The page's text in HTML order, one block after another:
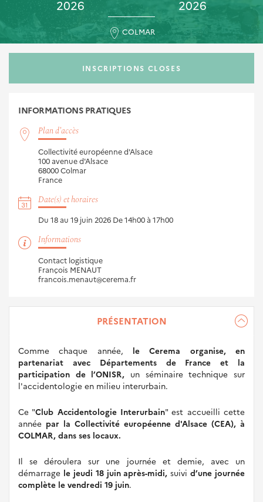
2026 2026
COLMAR
INSCRIPTIONS CLOSES
INFORMATIONS PRATIQUES
Plan d'accès
Collectivité européenne d'Alsace
100 avenue d'Alsace
68000 Colmar
France
Date(s) et horaires
Du 18 au 19 juin 2026 De 14h00 à 17h00
Informations
Contact logistique
François MENAUT
francois.menaut@cerema.fr
PRÉSENTATION
Comme chaque année, le Cerema organise, en
partenariat avec Départements de France et la
participation de l’ONISR, un séminaire technique sur
l'accidentologie en milieu interurbain.
Ce "Club Accidentologie Interurbain" est accueilli cette
année par la Collectivité européenne d'Alsace (CEA), à
COLMAR, dans ses locaux.
Il se déroulera sur une journée et demie, avec un
démarrage le jeudi 18 juin après-midi,suivid’une journée
complète le vendredi 19 juin.